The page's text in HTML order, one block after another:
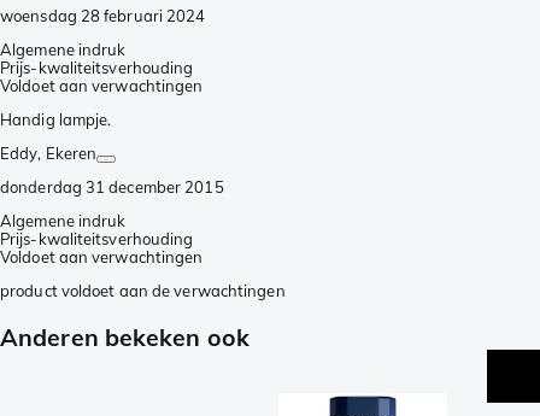
woensdag 28 februari 2024
Algemene indruk
Prijs-kwaliteitsverhouding
Voldoet aan verwachtingen
Handig lampje.
Eddy, Ekeren
donderdag 31 december 2015
Algemene indruk
Prijs-kwaliteitsverhouding
Voldoet aan verwachtingen
product voldoet aan de verwachtingen
Anderen bekeken ook